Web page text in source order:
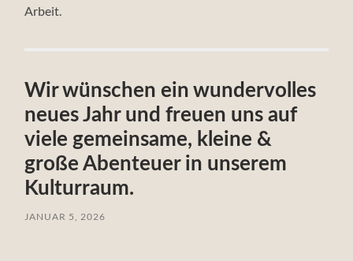
Arbeit.
Wir wünschen ein wundervolles
neues Jahr und freuen uns auf
viele gemeinsame, kleine &
große Abenteuer in unserem
Kulturraum.
JANUAR 5, 2026